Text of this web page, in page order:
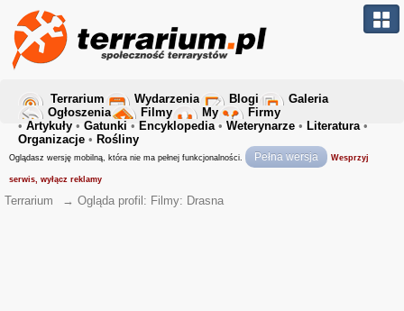
Terrarium Wydarzenia Blogi
Galeria
Ogłoszenia
Filmy My
Firmy
• Artykuły • Gatunki • Encyklopedia• Weterynarze • Literatura•
Organizacje • Rośliny
Oglądasz wersję mobilną, która nie ma pełnej funkcjonalności. Pełna wersja Wesprzyj
serwis, wyłącz reklamy
Terrarium → Ogląda profil: Filmy: Drasna